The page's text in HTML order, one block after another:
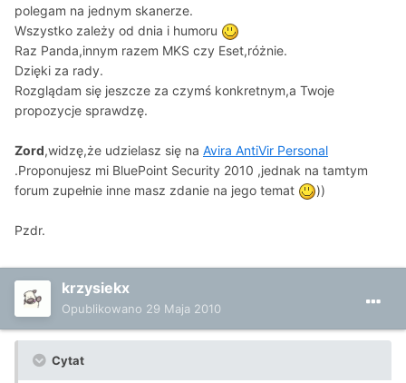
polegam na jednym skanerze.
Wszystko zależy od dnia i humoru
Raz Panda,innym razem MKS czy Eset,różnie.
Dzięki za rady.
Rozglądam się jeszcze za czymś konkretnym,a Twoje
propozycje sprawdzę.
Zord,widzę,że udzielasz się na Avira AntiVir Personal
.Proponujesz mi BluePoint Security 2010 ,jednak na tamtym
forum zupełnie inne masz zdanie na jego temat
))
Pzdr.
krzysiekx
Opublikowano 29 Maja 2010
Cytat